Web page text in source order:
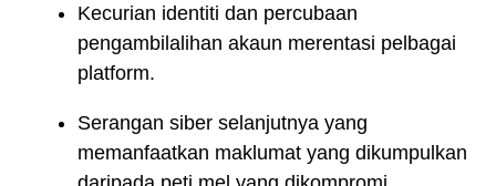
Kecurian identiti dan percubaan
pengambilalihan akaun merentasi pelbagai
platform.
Serangan siber selanjutnya yang
memanfaatkan maklumat yang dikumpulkan